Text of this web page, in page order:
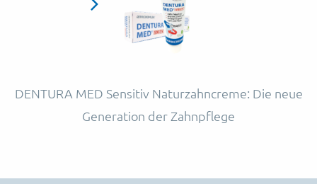
DENTURA MED Sensitiv Naturzahncreme: Die neue
Generation der Zahnpflege